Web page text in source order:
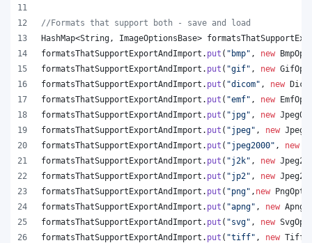
//Formats that support both - save and load
HashMap<String , ImageOptionsBase>
formatsThatSupportExportAndImport . put ( "bmp" , new
formatsThatSupportExportAndImport . put ( "gif" , new
formatsThatSupportExportAndImport . put ( "dicom" , new
formatsThatSupportExportAndImport . put ( "emf" , new
formatsThatSupportExportAndImport . put ( "jpg" , new
formatsThatSupportExportAndImport . put ( "jpeg" , new
formatsThatSupportExportAndImport . put ( "jpeg2000" , new
formatsThatSupportExportAndImport . put ( "j2k" , new
formatsThatSupportExportAndImport . put ( "jp2" , new
formatsThatSupportExportAndImport . put ( "png" , new
formatsThatSupportExportAndImport . put ( "apng" , new
formatsThatSupportExportAndImport . put ( "svg" , new
formatsThatSupportExportAndImport . put ( "tiff" , new